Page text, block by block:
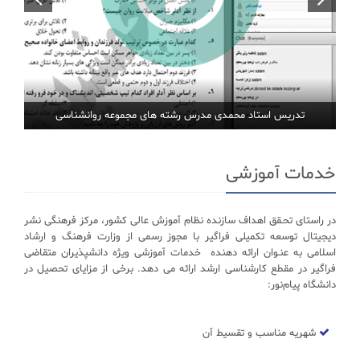
تدریس استاد محمدی مدرس رشته های مجموعه روانشناسی
خدمات آموزشی
در راستای تحـقق اهداف سازنده نظام آموزش عالی کشور، مرکز فرهنگی نشر
دیجیتال توسعه تکمیلی فراگیر با مجوز رسمی از وزارت فرهنگ و ارشاد
اسلامی به عنـوان ارائه دهنده خدمات آموزشی ویژه دانشپذیران متقاضی
فراگیر در مقطع کارشناسی ارشد ارائه می دهد. برخی از مزایای تحصیل در
دانشگاه پیام‌نور:
شهریه مناسب و تقسیط آن